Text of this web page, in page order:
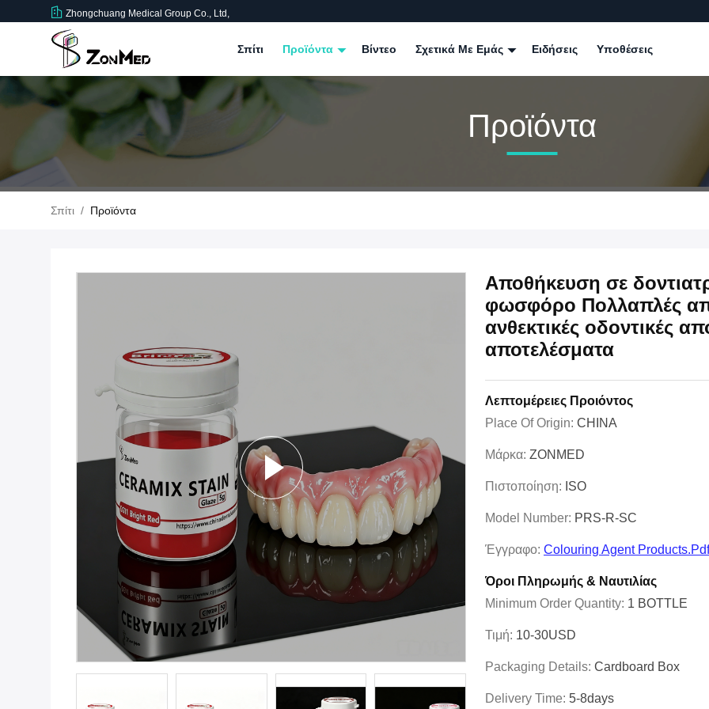
Zhongchuang Medical Group Co., Ltd,
Σπίτι Προϊόντα Βίντεο Σχετικά Με Εμάς Ειδήσεις Υποθέσεις
Προϊόντα
Σπίτι / Προϊόντα
Αποθήκευση σε
φωσφόρο Πολλαπλές
ανθεκτικές οδοντικές
αποτελέσματα
Λεπτομέρειες Προιόντος
Place Of Origin: CHINA
Μάρκα: ZONMED
Πιστοποίηση: ISO
Model Number: PRS-R-SC
Έγγραφο: Colouring Agent Products.pdf
Όροι Πληρωμής & Ναυτιλίας
Minimum Order Quantity: 1 BOTTLE
Τιμή: 10-30USD
Packaging Details: Cardboard Box
Delivery Time: 5-8days